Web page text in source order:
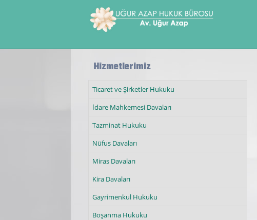
Hizmetlerimiz
Ticaret ve Şirketler Hukuku
İdare Mahkemesi Davaları
Tazminat Hukuku
Nüfus Davaları
Miras Davaları
Kira Davaları
Gayrimenkul Hukuku
Boşanma Hukuku